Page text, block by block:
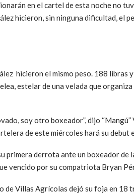
en el cartel de esta noche no
hicieron, sin ninguna dificultad, el
hicieron el mismo peso. 188 libras
estelar de una velada que
soy otro boxeador”, dijo “Mangú”
de este miércoles hará su
primera derrota ante un boxeador de
vencido por su compatriota Bryan
de Villas Agrícolas dejó su foja en 18